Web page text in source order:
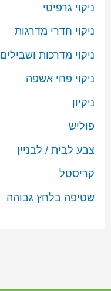
ניקוי גרפיטי
ניקוי חדרי מדרגות
ניקוי מדרכות ושבילים
ניקוי פחי אשפה
ניקיון
פוליש
צבע לבית / לבניין
קריסטל
שטיפה בלחץ גבוהה